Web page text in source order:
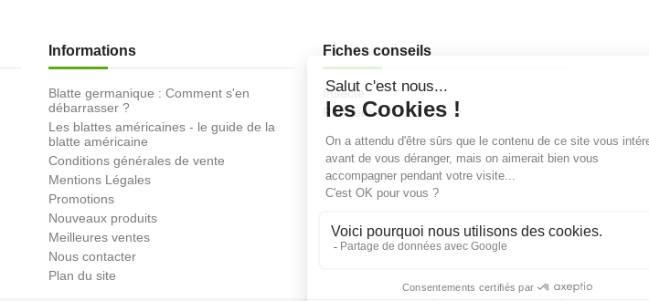
Informations
Blatte germanique : Comment s'en
débarrasser ?
Les blattes américaines - le guide de la
blatte américaine
Conditions générales de vente
Mentions Légales
Promotions
Nouveaux produits
Meilleures ventes
Nous contacter
Plan du site
Fiches conseils
Insecte
Rongeurs